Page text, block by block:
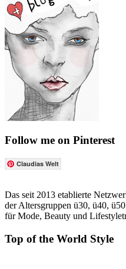
Follow me on Pinterest
Claudias Welt
Das seit 2013 etablierte
der Altersgruppen ü30, ü40,
für Mode, Beauty und
Top of the World Style